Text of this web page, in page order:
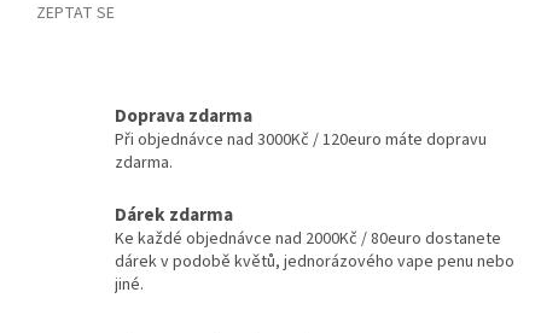
ZEPTAT SE
Doprava zdarma
Při objednávce nad 3000Kč / 120euro máte dopravu
zdarma.
Dárek zdarma
Ke každé objednávce nad 2000Kč / 80euro dostanete
dárek v podobě květů, jednorázového vape penu nebo
jiné.